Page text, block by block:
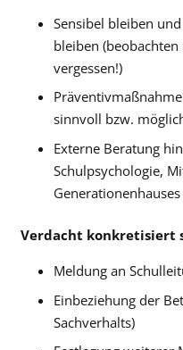
Sensibel bleiben
bleiben
vergessen!)
sinnvoll bzw.
Externe Beratung
Schulpsychologie,
Verdacht konkretisiert
Meldung an
Einbeziehung der
Sachverhalts)